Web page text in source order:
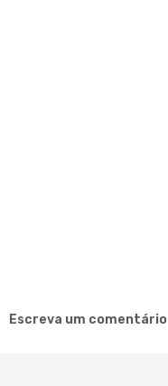
Escreva um comentário